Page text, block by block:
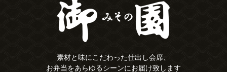
素材と味にこだわった仕出し会席、
お弁当をあらゆるシーンにお届け致します